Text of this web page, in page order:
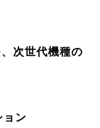
次世代機種の
ョン